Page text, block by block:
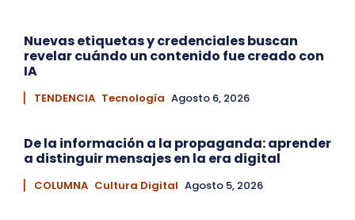
Nuevas etiquetas y credenciales buscan
revelar cuándo un contenido fue creado con
IA
▏ TENDENCIA Tecnología Agosto 6, 2026
De la información a la propaganda: aprender
a distinguir mensajes en la era digital
▏ COLUMNA Cultura Digital Agosto 5, 2026